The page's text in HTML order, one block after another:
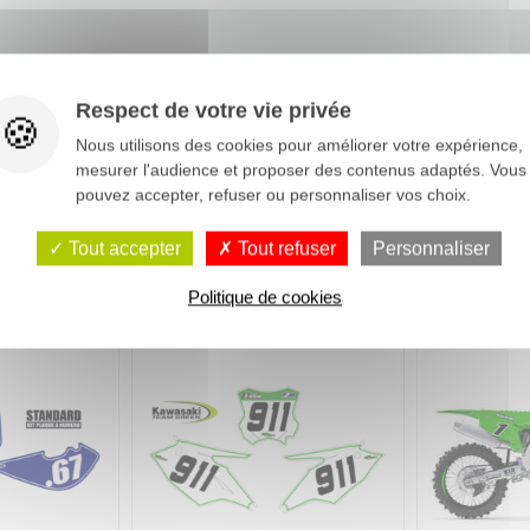
Respect de votre vie privée
Nous utilisons des cookies pour améliorer votre expérience,
mesurer l'audience et proposer des contenus adaptés. Vous
pouvez accepter, refuser ou personnaliser vos choix.
Tout accepter Tout refuser Personnaliser
Politique de cookies